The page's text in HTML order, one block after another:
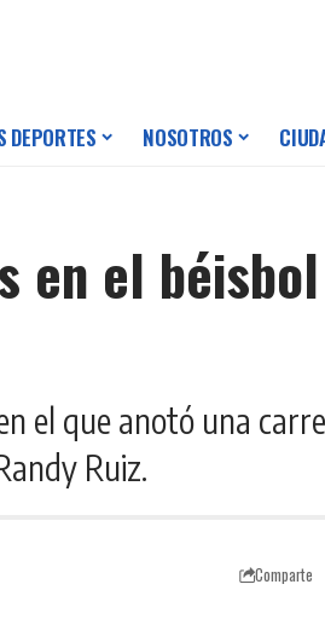
DEPORTES NOSOTROS
en el béisbol
el que anotó una
Ruiz.
Comparte